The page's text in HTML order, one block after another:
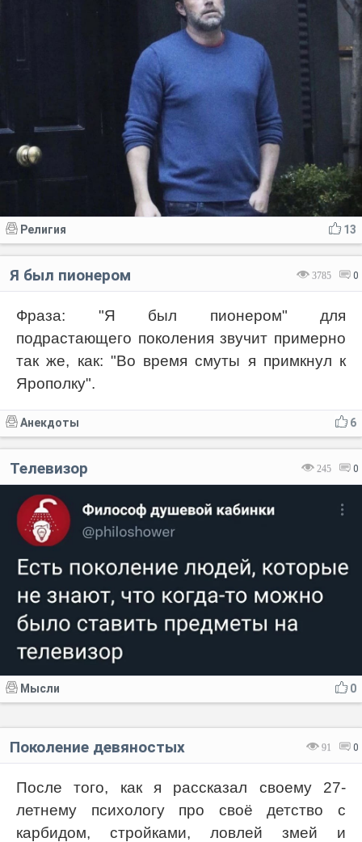
13
Религия
3785 0
Я был пионером
Фраза: "Я был пионером" для
подрастающего поколения звучит примерно
так же, как: "Во время смуты я примкнул к
Ярополку".
6
Анекдоты
245 0
Телевизор
0
Мысли
91 0
Поколение девяностых
После того, как я рассказал своему 27-
летнему психологу про своё детство с
карбидом, стройками, ловлей змей и